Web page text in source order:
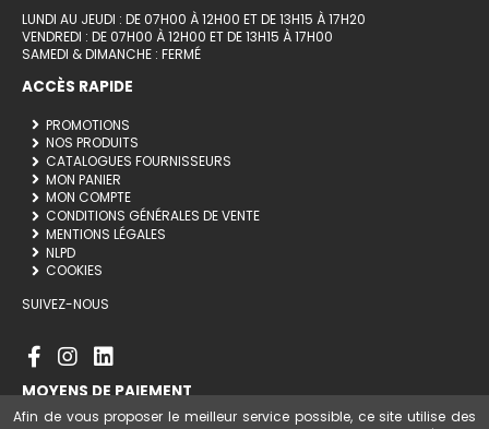
LUNDI AU JEUDI : DE 07H00 À 12H00 ET DE 13H15 À 17H20
VENDREDI : DE 07H00 À 12H00 ET DE 13H15 À 17H00
SAMEDI & DIMANCHE : FERMÉ
ACCÈS RAPIDE
PROMOTIONS
NOS PRODUITS
CATALOGUES FOURNISSEURS
MON PANIER
MON COMPTE
CONDITIONS GÉNÉRALES DE VENTE
MENTIONS LÉGALES
NLPD
COOKIES
SUIVEZ-NOUS
MOYENS DE PAIEMENT
Afin de vous proposer le meilleur service possible, ce site utilise des